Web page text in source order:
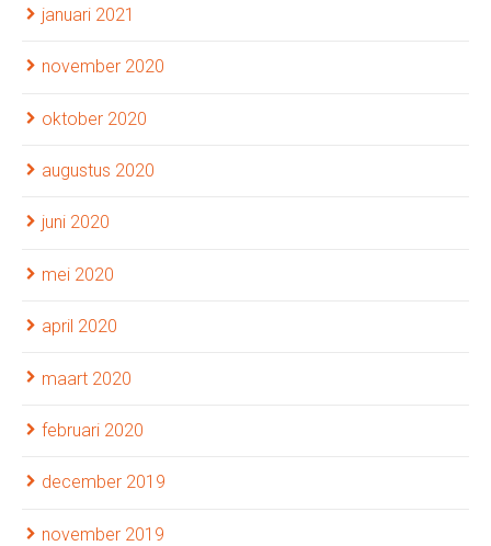
januari 2021
november 2020
oktober 2020
augustus 2020
juni 2020
mei 2020
april 2020
maart 2020
februari 2020
december 2019
november 2019